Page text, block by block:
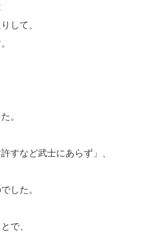
して、
。
すなど武士にあらず」、
した。
で、